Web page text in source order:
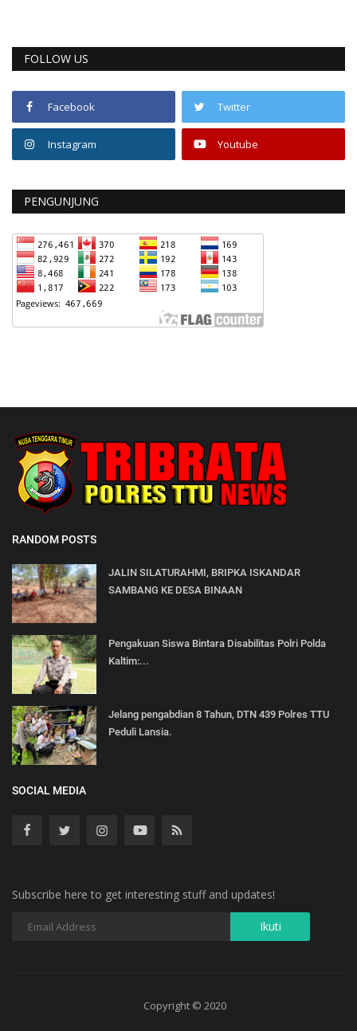
FOLLOW US
Facebook Twitter
Instagram Youtube
PENGUNJUNG
RANDOM POSTS
JALIN SILATURAHMI, BRIPKA ISKANDAR
SAMBANG KE DESA BINAAN
Pengakuan Siswa Bintara Disabilitas Polri Polda
Kaltim:...
Jelang pengabdian 8 Tahun, DTN 439 Polres TTU
Peduli Lansia.
SOCIAL MEDIA
Subscribe here to get interesting stuff and updates!
Copyright © 2020